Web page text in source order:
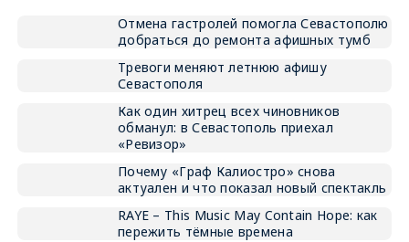
Отмена гастролей помогла Севастополю
добраться до ремонта афишных тумб
Тревоги меняют летнюю афишу
Севастополя
Как один хитрец всех чиновников
обманул: в Севастополь приехал
«Ревизор»
Почему «Граф Калиостро» снова
актуален и что показал новый спектакль
RAYE – This Music May Contain Hope: как
пережить тёмные времена